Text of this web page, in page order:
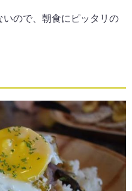
ので、朝食にピッタリの